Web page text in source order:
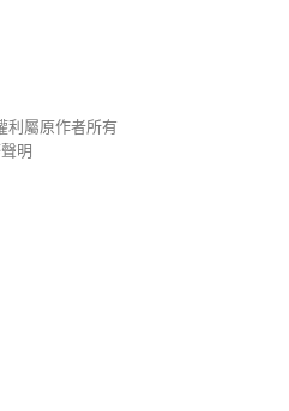
利屬原作者所有
明